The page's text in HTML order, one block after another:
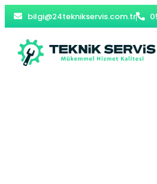
bilgi@24teknikservis.com.tr